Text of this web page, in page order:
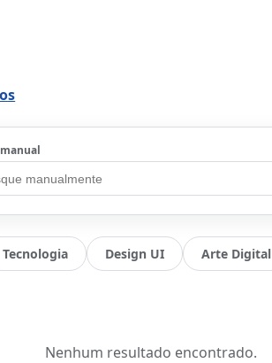
Tecnologia Design UI Arte Digital
Nenhum resultado encontrado.